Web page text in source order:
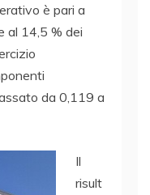
è pari a
al 14,5 % dei
da 0,119 a
Il
risult